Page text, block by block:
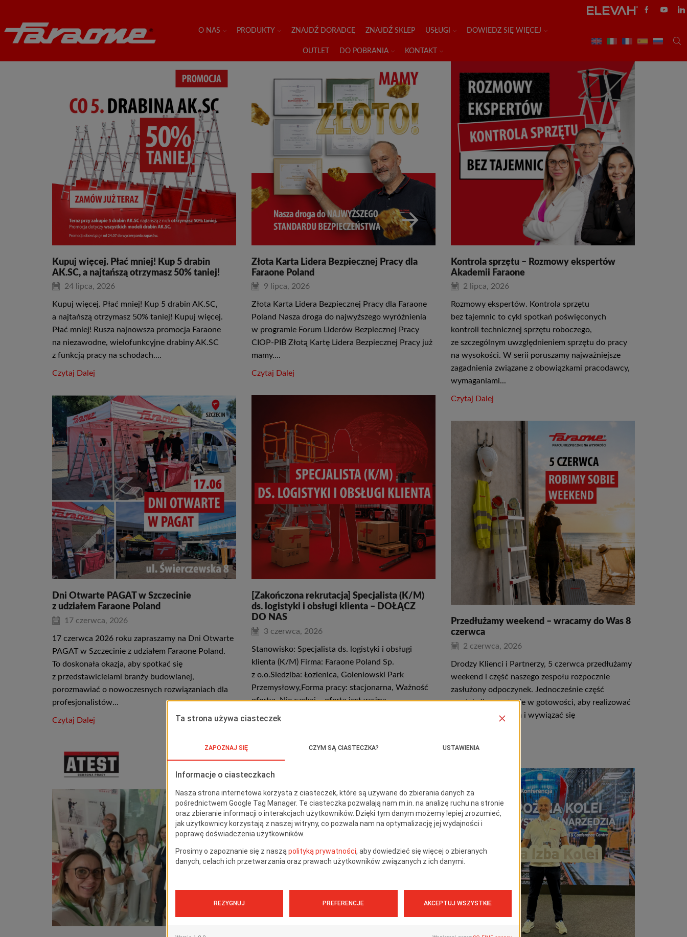
O NAS PRODUKTY ZNAJDŹ DORADCĘ ZNAJDŹ SKLEP USŁUGI DOWIEDZ SIĘ WIĘCEJ
OUTLET DO POBRANIA KONTAKT
Kupuj więcej. Płać mniej! Kup 5 drabin
AK.SC, a najtańszą otrzymasz 50% taniej!
24 lipca, 2026
Kupuj więcej. Płać mniej! Kup 5 drabin AK.SC,
a najtańszą otrzymasz 50% taniej! Kupuj więcej.
Płać mniej! Rusza najnowsza promocja Faraone
na niezawodne, wielofunkcyjne drabiny AK.SC
z funkcją pracy na schodach....
Czytaj Dalej
Złota Karta Lidera Bezpiecznej Pracy dla
Faraone Poland
9 lipca, 2026
Złota Karta Lidera Bezpiecznej Pracy dla Faraone
Poland Nasza droga do najwyższego wyróżnienia
w programie Forum Liderów Bezpiecznej Pracy
CIOP-PIB Złotą Kartę Lidera Bezpiecznej Pracy już
mamy....
Czytaj Dalej
Kontrola sprzętu – Rozmowy ekspertów
Akademii Faraone
2 lipca, 2026
Rozmowy ekspertów. Kontrola sprzętu
bez tajemnic to cykl spotkań poświęconych
kontroli technicznej sprzętu roboczego,
ze szczególnym uwzględnieniem sprzętu do pracy
na wysokości. W serii poruszamy najważniejsze
zagadnienia związane z obowiązkami pracodawcy,
wymaganiami...
Czytaj Dalej
Dni Otwarte PAGAT w Szczecinie
z udziałem Faraone Poland
17 czerwca, 2026
17 czerwca 2026 roku zapraszamy na Dni Otwarte
PAGAT w Szczecinie z udziałem Faraone Poland.
To doskonała okazja, aby spotkać się
z przedstawicielami branży budowlanej,
porozmawiać o nowoczesnych rozwiązaniach dla
profesjonalistów...
Czytaj Dalej
[Zakończona rekrutacja] Specjalista (K/M)
ds. logistyki i obsługi klienta – DOŁĄCZ
DO NAS
3 czerwca, 2026
Stanowisko: Specjalista ds. logistyki i obsługi
klienta (K/M) Firma: Faraone Poland Sp.
z o.o.Siedziba: Łozienica, Goleniowski Park
Przemysłowy,Forma pracy: stacjonarna, Ważność
oferty: Nie czekaj – oferta jest ważna
Przedłużamy weekend – wracamy do Was 8
czerwca
2 czerwca, 2026
Drodzy Klienci i Partnerzy, 5 czerwca przedłużamy
weekend i część naszego zespołu rozpocznie
zasłużony odpoczynek. Jednocześnie część
produkcji pozostanie w gotowości, aby realizować
bieżące zamówienia i wywiązać się
Czytaj Dalej